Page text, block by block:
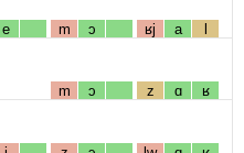
e m ɔ ʁj a l
m ɔ z ɑ ʁ